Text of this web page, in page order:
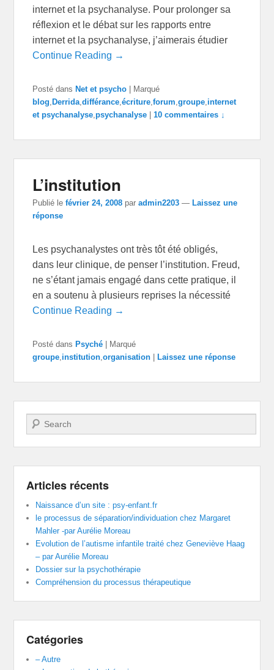
internet et la psychanalyse. Pour prolonger sa
réflexion et le débat sur les rapports entre
internet et la psychanalyse, j’aimerais étudier
Continue Reading →
Posté dans Net et psycho | Marqué
blog ,Derrida ,différance ,écriture ,forum ,groupe internet
et psychanalyse ,psychanalyse |10 commentaires ↓
L’institution
Publié lefévrier 24, 2008 paradmin2203 — Laissez une
réponse
Les psychanalystes ont très tôt été obligés,
dans leur clinique, de penser l’institution. Freud,
ne s’étant jamais engagé dans cette pratique, il
en a soutenu à plusieurs reprises la nécessité
Continue Reading →
Posté dans Psyché
Marqué
groupe,institution,organisation Laissez une réponse
Recherche
Articles récents
Naissance d’un site : psy-enfant.fr
le processus de séparation/individuation chez Margaret
Mahler -par Aurélie Moreau
Evolution de l’autisme infantile traité chez Geneviève Haag
– par Aurélie Moreau
Dossier sur la psychothérapie
Compréhension du processus thérapeutique
Catégories
– Autre